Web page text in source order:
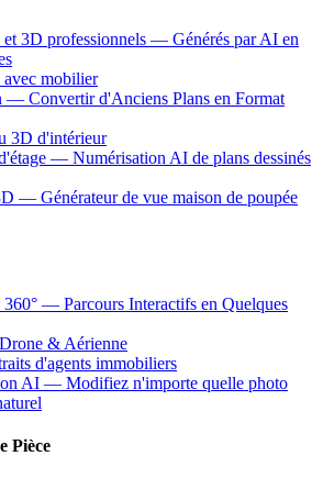
et 3D professionnels — Générés par AI en
avec mobilier
— Convertir d'Anciens Plans en Format
3D d'intérieur
— Numérisation AI de plans dessinés
— Générateur de vue maison de poupée
— Parcours Interactifs en Quelques
& Aérienne
d'agents immobiliers
AI — Modifiez n'importe quelle photo
Pièce